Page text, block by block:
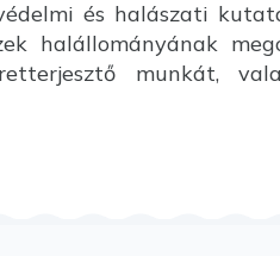
és halászati
halállományának
munkát,